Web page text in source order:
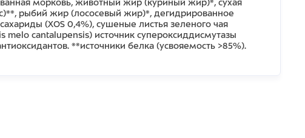
морковь, животный жир (куриный жир)*, сухая
рыбий жир (лососевый жир)*, дегидрированное
(XOS 0,4%), сушеные листья зеленого чая
cantalupensis) источник супероксиддисмутазы
**источники белка (усвояемость >85%).